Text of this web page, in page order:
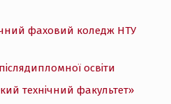
фаховий коледж НТУ
освіти
технічний факультет»